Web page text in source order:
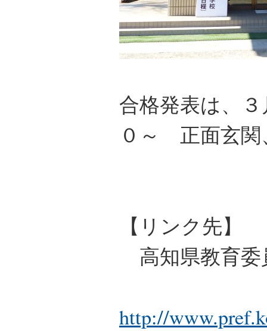
合格発表は、
０～ 正面玄
【リンク先】
高知県教育委
http://